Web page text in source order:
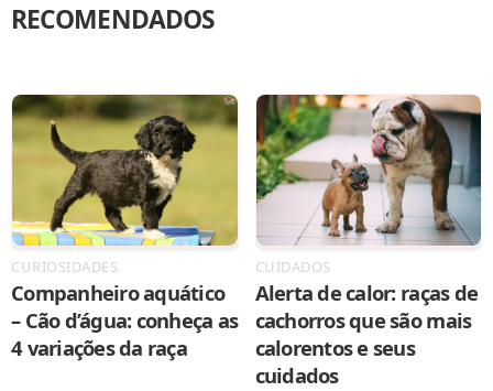
RECOMENDADOS
CURIOSIDADES
Companheiro aquático
– Cão d’água: conheça as
4 variações da raça
CUIDADOS
Alerta de calor: raças de
cachorros que são mais
calorentos e seus
cuidados